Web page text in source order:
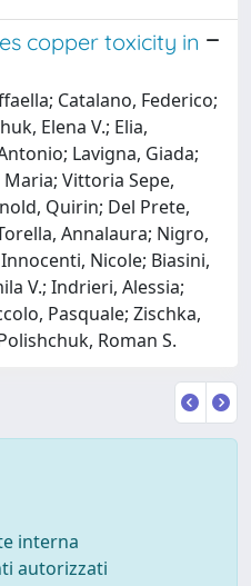
copper toxicity in
Catalano, Federico;
Elena V.; Elia,
Lavigna, Giada;
Vittoria Sepe,
Quirin; Del Prete,
Annalaura; Nigro,
Nicole; Biasini,
V.; Indrieri, Alessia;
Pasquale; Zischka,
Roman S.
interna
autorizzati